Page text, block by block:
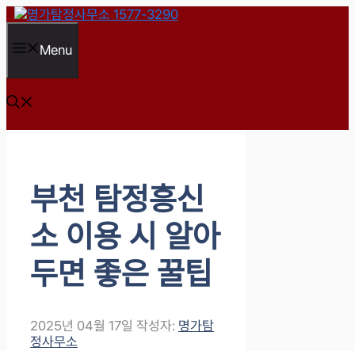
컨
츠
건
너
뛰
Menu
부천 탐정흥신
소 이용 시 알아
두면 좋은 꿀팁
2025년 04월 17일 작성자: 명가탐
정사무소